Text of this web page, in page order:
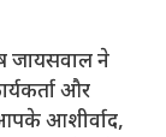
जायसवाल ने
और
आशीर्वाद,